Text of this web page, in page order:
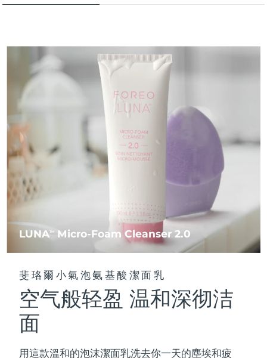
LUNATM Micro-Foam Cleanser 2.0
斐珞爾小氣泡氨基酸潔面乳
空气般轻盈 温和深彻洁
面
用這款溫和的泡沫潔面乳洗去你一天的塵埃和疲